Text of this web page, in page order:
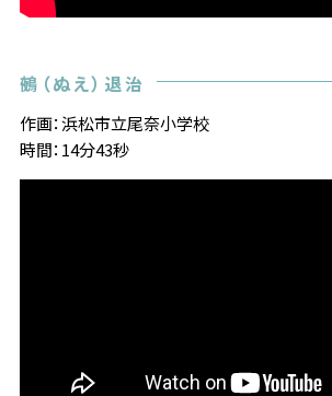
鵺（ぬえ）退治
作画：浜松市立尾奈小学校
時間：14分43秒